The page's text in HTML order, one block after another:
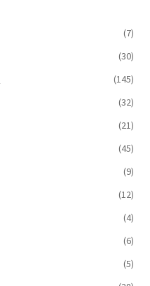
(7)
(30)
(145)
(32)
(21)
(45)
(9)
(12)
(4)
(6)
(5)